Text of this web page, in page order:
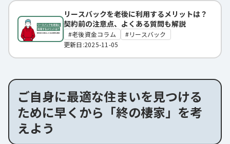
リースバックを老後に利用するメリットは？
契約前の注意点、よくある質問も解説
老後資金コラム
リースバック
更新日:2025-11-05
ご自身に最適な住まいを見つける
ために早くから「終の棲家」を考
えよう